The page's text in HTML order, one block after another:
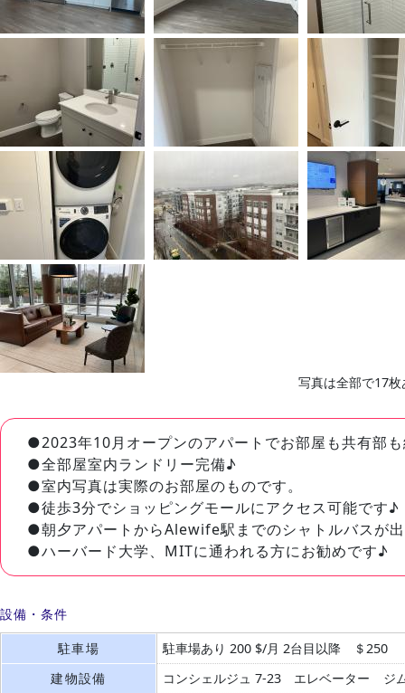
写真は全部で17
●2023年10月オープンのアパートでお部屋も共有部
●全部屋室内ランドリー完備♪
●室内写真は実際のお部屋のものです。
●徒歩3分でショッピングモールにアクセス可能です♪
●朝夕アパートからAlewife駅までのシャトルバスが
●ハーバード大学、MITに通われる方にお勧めです♪
設備・条件
駐車場
駐車場あり 200 $/月 2台目以降 ＄250
建物設備
コンシェルジュ 7-23 エレベーター ジ